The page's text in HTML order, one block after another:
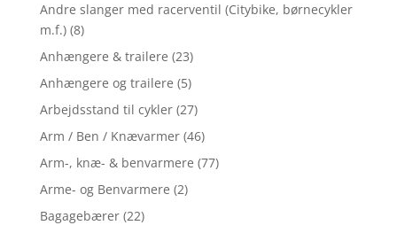
Andre slanger med racerventil (Citybike, børnecykler
m.f.) (8)
Anhængere & trailere (23)
Anhængere og trailere (5)
Arbejdsstand til cykler (27)
Arm / Ben / Knævarmer (46)
Arm-, knæ- & benvarmere (77)
Arme- og Benvarmere (2)
Bagagebærer (22)